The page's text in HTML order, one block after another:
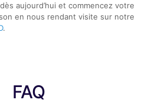
aujourd’hui et commencez votre
en nous rendant visite sur notre
.
FAQ